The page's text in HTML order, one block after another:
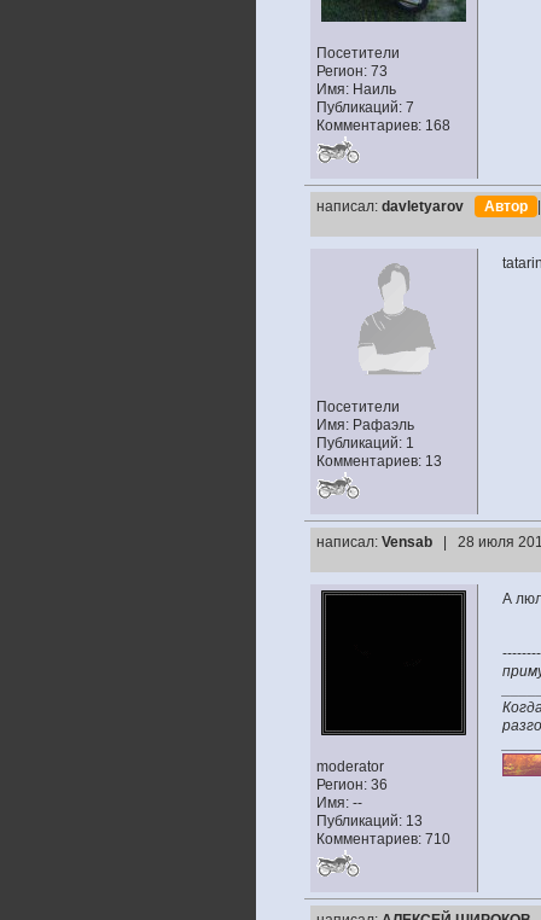
Посетители
Регион: 73
Имя: Наиль
Публикаций: 7
Комментариев: 168
написал: davletyarov Автор
Посетители
Имя: Рафаэль
Публикаций: 1
Комментариев: 13
написал: Vensab | 28 июля
moderator
Регион: 36
Имя: --
Публикаций: 13
Комментариев: 710
А